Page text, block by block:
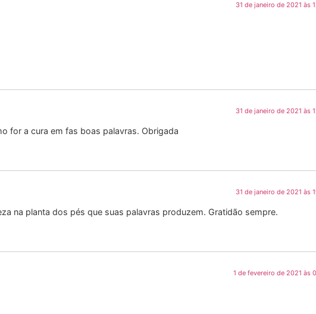
31 de janeiro de 2021 às
31 de janeiro de 2021 às
for a cura em fas boas palavras. Obrigada
31 de janeiro de 2021 às
na planta dos pés que suas palavras produzem. Gratidão sempre.
1 de fevereiro de 2021 às